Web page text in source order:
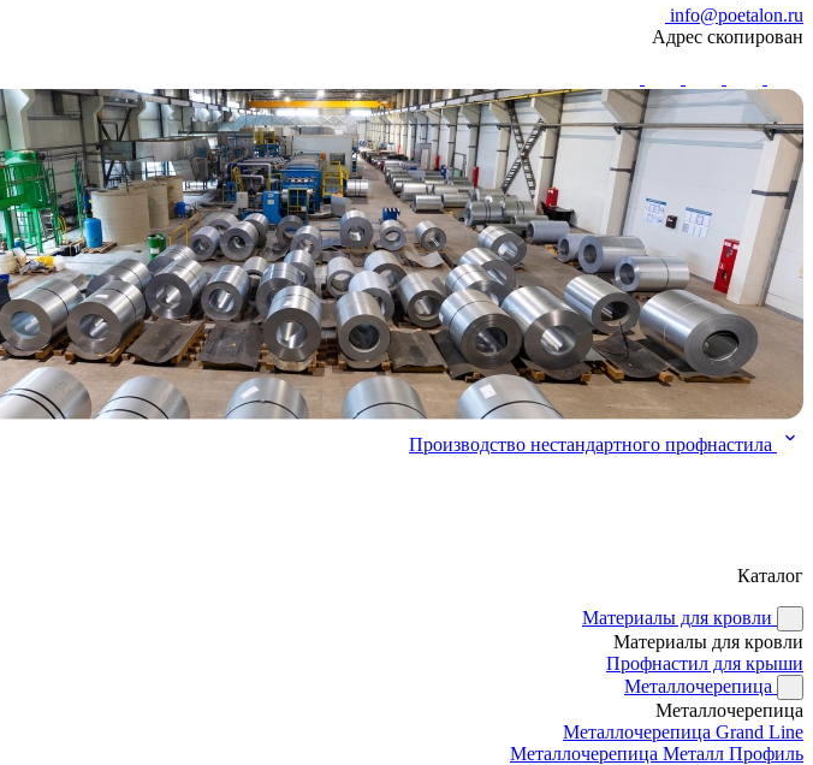
info@poetalon.ru
Адрес скопирован
Производство нестандартного профнастила
Каталог
Материалы для кровли
Материалы для кровли
Профнастил для крыши
Металлочерепица
Металлочерепица
Металлочерепица Grand Line
Металлочерепица Металл Профиль